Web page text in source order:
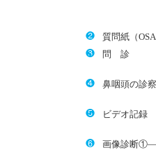
❷
質問紙（
❸
問 診
❹ 鼻咽頭の診察
❺ ビデオ記録
❻ 画像診断